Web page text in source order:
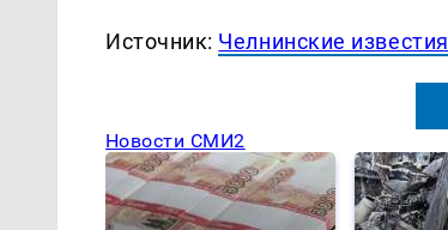
Источник: Челнинские известия
Новости СМИ2